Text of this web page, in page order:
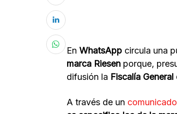
En WhatsApp circula una
marca Riesen porque,
difusión la Fiscalía
A través de un comunicado